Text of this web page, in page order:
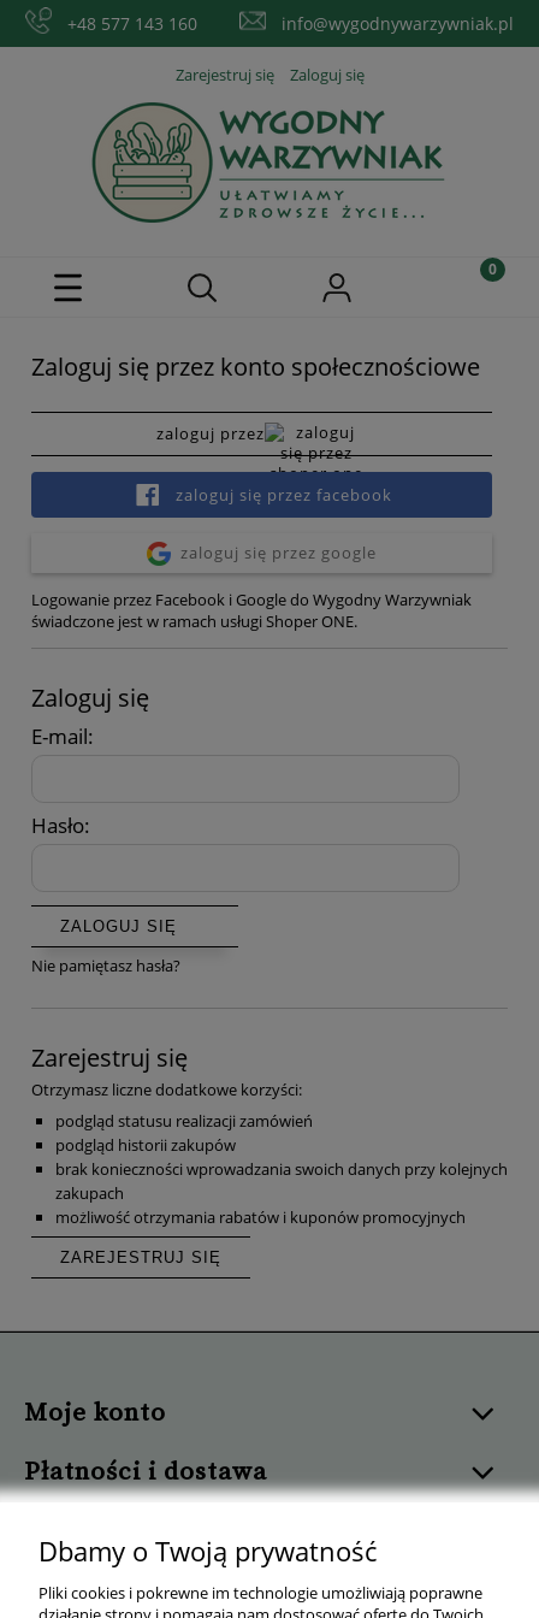
+48 577 143 160 info@wygodnywarzywniak.pl
Zarejestruj się Zaloguj się
Zaloguj się przez konto społecznościowe
zaloguj przez
zaloguj się przez facebook
zaloguj się przez google
Logowanie przez Facebook i Google do Wygodny Warzywniak
świadczone jest w ramach usługi Shoper ONE.
Zaloguj się
E-mail:
Hasło:
ZALOGUJ SIĘ
Nie pamiętasz hasła?
Zarejestruj się
Otrzymasz liczne dodatkowe korzyści:
podgląd statusu realizacji zamówień
podgląd historii zakupów
brak konieczności wprowadzania swoich danych przy kolejnych
zakupach
możliwość otrzymania rabatów i kuponów promocyjnych
ZAREJESTRUJ SIĘ
Moje konto
Płatności i dostawa
Pomoc
Dbamy o Twoją prywatność
Pliki cookies i pokrewne im technologie umożliwiają poprawne